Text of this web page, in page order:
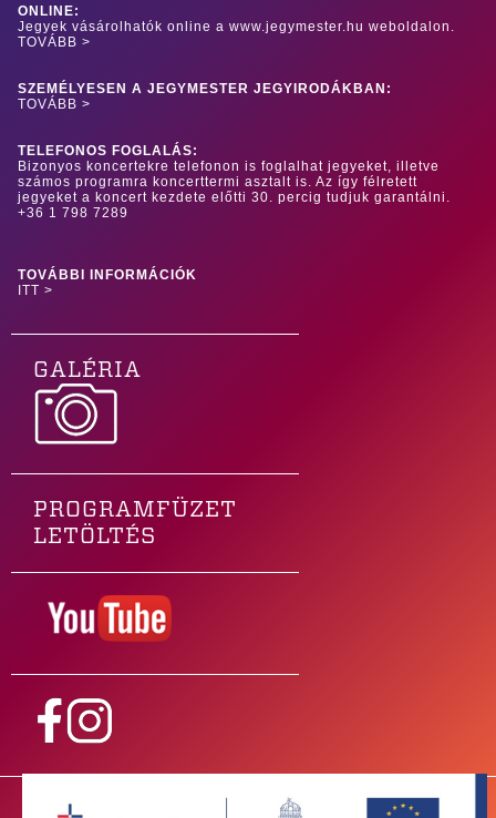
ONLINE:
Jegyek vásárolhatók online a www.jegymester.hu weboldalon.
TOVÁBB >
SZEMÉLYESEN A JEGYMESTER JEGYIRODÁKBAN:
TOVÁBB >
TELEFONOS FOGLALÁS:
Bizonyos koncertekre telefonon is foglalhat jegyeket, illetve
számos programra koncerttermi asztalt is. Az így félretett
jegyeket a koncert kezdete előtti 30. percig tudjuk garantálni.
+36 1 798 7289
TOVÁBBI INFORMÁCIÓK
ITT >
GALÉRIA
PROGRAMFÜZET
LETÖLTÉS